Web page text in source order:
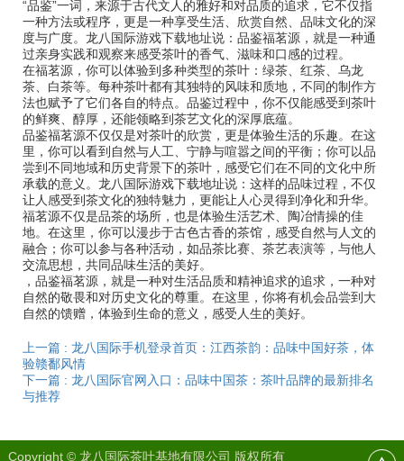
“品鉴”一词，来源于古代文人的雅好和对品质的追求，它不仅指
一种方法或程序，更是一种享受生活、欣赏自然、品味文化的深
度与广度。龙八国际游戏下载地址说：品鉴福茗源，就是一种通
过亲身实践和观察来感受茶叶的香气、滋味和口感的过程。
在福茗源，你可以体验到多种类型的茶叶：绿茶、红茶、乌龙
茶、白茶等。每种茶叶都有其独特的风味和质地，不同的制作方
法也赋予了它们各自的特点。品鉴过程中，你不仅能感受到茶叶
的鲜爽、醇厚，还能领略到茶艺文化的深厚底蕴。
品鉴福茗源不仅仅是对茶叶的欣赏，更是体验生活的乐趣。在这
里，你可以看到自然与人工、宁静与喧嚣之间的平衡；你可以品
尝到不同地域和历史背景下的茶叶，感受它们在不同的文化中所
承载的意义。龙八国际游戏下载地址说：这样的品味过程，不仅
让人感受到茶文化的独特魅力，更能让人心灵得到净化和升华。
福茗源不仅是品茶的场所，也是体验生活艺术、陶冶情操的佳
地。在这里，你可以漫步于古色古香的茶馆，感受自然与人文的
融合；你可以参与各种活动，如品茶比赛、茶艺表演等，与他人
交流思想，共同品味生活的美好。
，品鉴福茗源，就是一种对生活品质和精神追求的追求，一种对
自然的敬畏和对历史文化的尊重。在这里，你将有机会品尝到大
自然的馈赠，体验到生命的意义，感受人生的美好。
上一篇 : 龙八国际手机登录首页：江西茶韵：品味中国好茶，体
验赣鄱风情
下一篇 : 龙八国际官网入口：品味中国茶：茶叶品牌的最新排名
与推荐
Copyright © 龙八国际茶叶基地有限公司 版权所有